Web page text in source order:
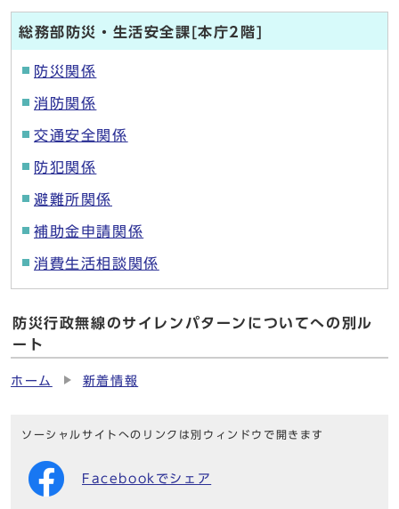
総務部防災・生活安全課[本庁2階]
防災関係
消防関係
交通安全関係
防犯関係
避難所関係
補助金申請関係
消費生活相談関係
防災行政無線のサイレンパターンについてへの別ル
ート
ホーム 新着情報
ソーシャルサイトへのリンクは別ウィンドウで開きます
Facebookでシェア